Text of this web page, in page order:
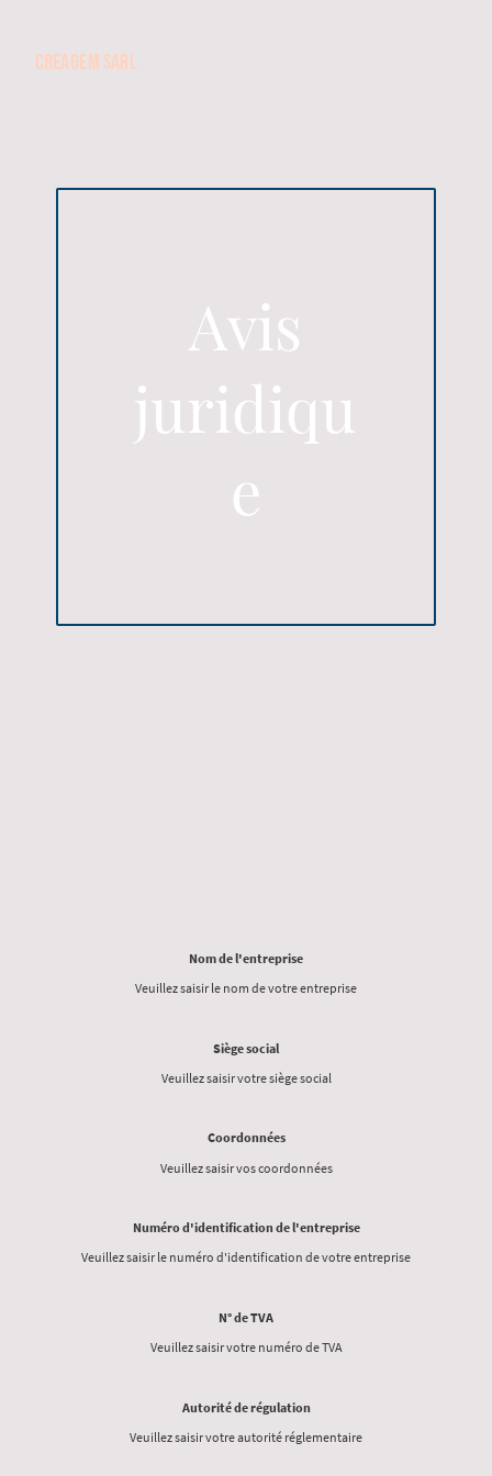
CREAGEM SARL
Avis
juridiqu
e
Nom de l'entreprise
Veuillez saisir le nom de votre entreprise
Siège social
Veuillez saisir votre siège social
Coordonnées
Veuillez saisir vos coordonnées
Numéro d'identification de l'entreprise
Veuillez saisir le numéro d'identification de votre entreprise
N° de TVA
Veuillez saisir votre numéro de TVA
Autorité de régulation
Veuillez saisir votre autorité réglementaire